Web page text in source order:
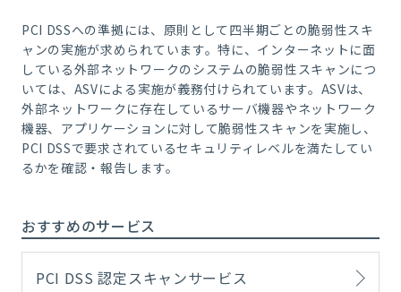
PCI DSSへの準拠には、原則として四半期ごとの脆弱性スキ
ャンの実施が求められています。特に、インターネットに面
している外部ネットワークのシステムの脆弱性スキャンにつ
いては、ASVによる実施が義務付けられています。ASVは、
外部ネットワークに存在しているサーバ機器やネットワーク
機器、アプリケーションに対して脆弱性スキャンを実施し、
PCI DSSで要求されているセキュリティレベルを満たしてい
るかを確認・報告します。
おすすめのサービス
PCI DSS 認定スキャンサービス